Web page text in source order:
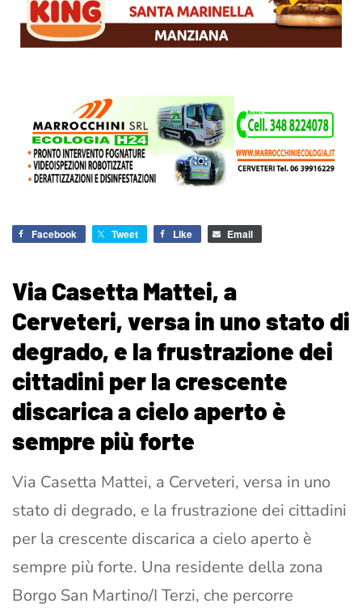
Facebook Tweet Like Email
Via Casetta Mattei, a
Cerveteri, versa in uno stato di
degrado, e la frustrazione dei
cittadini per la crescente
discarica a cielo aperto è
sempre più forte
Via Casetta Mattei, a Cerveteri, versa in uno
stato di degrado, e la frustrazione dei cittadini
per la crescente discarica a cielo aperto è
sempre più forte. Una residente della zona
Borgo San Martino/I Terzi, che percorre